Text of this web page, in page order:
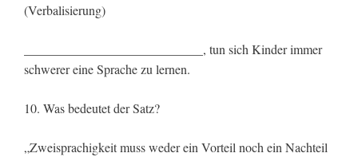
(Verbalisierung)
____________________________, tun sich Kinder immer
schwerer eine Sprache zu lernen.
10. Was bedeutet der Satz?
„Zweisprachigkeit muss weder ein Vorteil noch ein Nachteil